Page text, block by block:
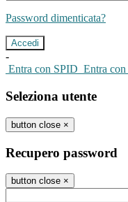
Password dimenticata?
-
Entra con SPID Entra
Seleziona utente
button close ×
Recupero password
button close ×